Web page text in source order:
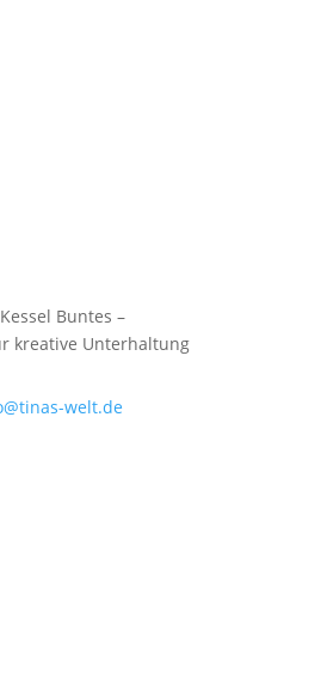
Buntes –
kreative Unterhaltung
welt.de